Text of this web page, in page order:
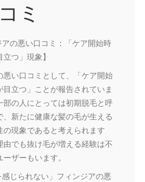
ミ
アの悪い口コミ：「ケア開始時
つ」現象】
悪い口コミとして、「ケア開始
目立つ」ことが報告されていま
部の人にとっては初期脱毛と呼
、新たに健康な髪の毛が生える
の現象であると考えられます
由でも抜け毛が増える経験は不
ザーもいます。
じられない」フィンジアの悪